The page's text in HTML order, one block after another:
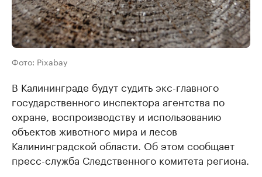
Фото: Pixabay
В Калининграде будут судить экс-главного
государственного инспектора агентства по
охране, воспроизводству и использованию
объектов животного мира и лесов
Калининградской области. Об этом сообщает
пресс-служба Следственного комитета региона.